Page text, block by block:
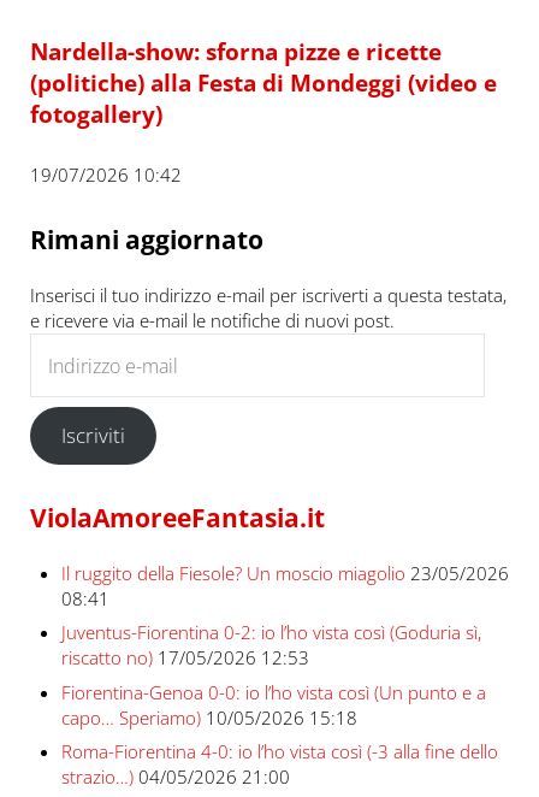
Nardella-show: sforna pizze e ricette
(politiche) alla Festa di Mondeggi (video e
fotogallery)
19/07/2026 10:42
Rimani aggiornato
Inserisci il tuo indirizzo e-mail per iscriverti a questa testata,
e ricevere via e-mail le notifiche di nuovi post.
Iscriviti
ViolaAmoreeFantasia.it
Il ruggito della Fiesole? Un moscio miagolio 23/05/2026
08:41
Juventus-Fiorentina 0-2: io l’ho vista così (Goduria sì,
riscatto no) 17/05/2026 12:53
Fiorentina-Genoa 0-0: io l’ho vista così (Un punto e a
capo… Speriamo) 10/05/2026 15:18
Roma-Fiorentina 4-0: io l’ho vista così (-3 alla fine dello
strazio…) 04/05/2026 21:00